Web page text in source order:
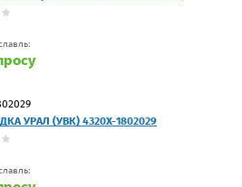
УРАЛ (УВК) 4320Х-1802029